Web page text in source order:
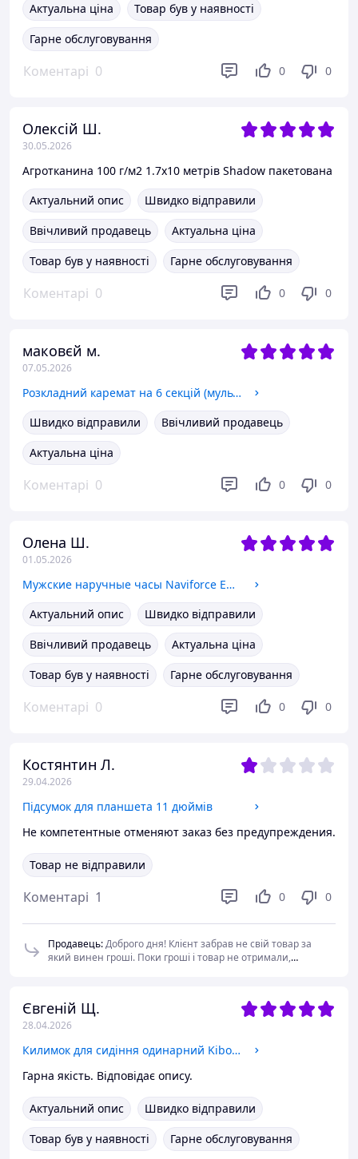
Актуальна ціна
Товар був у наявності
Гарне обслуговування
Коментарі 0 0 0
Олексій Ш.
30.05.2026
Агротканина 100 г/м2 1.7х10 метрів Shadow пакетована
Актуальний опис
Швидко відправили
Ввічливий продавець
Актуальна ціна
Товар був у наявності
Гарне обслуговування
Коментарі 0 0 0
маковєй м.
07.05.2026
Розкладний каремат на 6 секцій (мультикам)
Швидко відправили
Ввічливий продавець
Актуальна ціна
Коментарі 0 0 0
Олена Ш.
01.05.2026
Мужские наручные часы Naviforce Europe Black
Актуальний опис
Швидко відправили
Ввічливий продавець
Актуальна ціна
Товар був у наявності
Гарне обслуговування
Коментарі 0 0 0
Костянтин Л.
29.04.2026
Підсумок для планшета 11 дюймів
Не компетентные отменяют заказ без предупреждения.
Товар не відправили
Коментарі 1 0 0
Продавець:Доброго дня! Клієнт забрав не свій товар за
який винен гроші. Поки гроші і товар не отримали,
Євгеній Щ.
28.04.2026
Килимок для сидіння одинарний Kiborg П-1 Кордура Піксель
Гарна якість. Відповідає опису.
Актуальний опис
Швидко відправили
Товар був у наявності
Гарне обслуговування